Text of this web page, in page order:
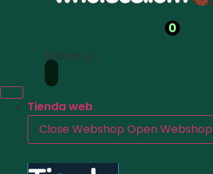
0
Buscar en
Tienda web
Close Webshop Open Webshop